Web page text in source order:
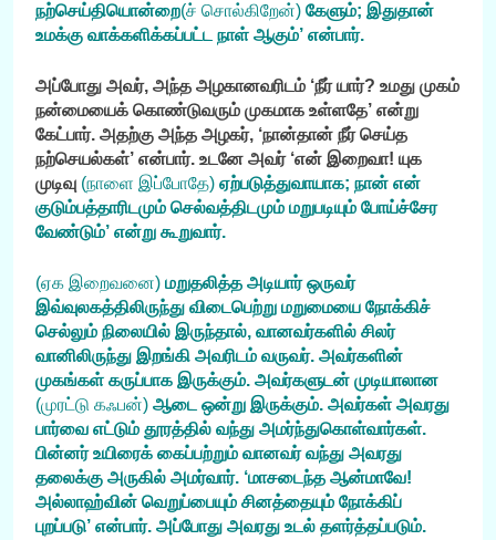
நற்செய்தியொன்றை(ச் சொல்கிறேன்) கேளும்; இதுதான்
உமக்கு வாக்களிக்கப்பட்ட நாள் ஆகும்’ என்பார்.
அப்போது அவர், அந்த அழகானவரிடம் ‘நீர் யார்? உமது முகம்
நன்மையைக் கொண்டுவரும் முகமாக உள்ளதே’ என்று
கேட்பார். அதற்கு அந்த அழகர், ‘நான்தான் நீர் செய்த
நற்செயல்கள்’ என்பார். உடனே அவர் ‘என் இறைவா! யுக
முடிவு (நாளை இப்போதே) ஏற்படுத்துவாயாக; நான் என்
குடும்பத்தாரிடமும் செல்வத்திடமும் மறுபடியும் போய்ச்சேர
வேண்டும்’ என்று கூறுவார்.
(ஏக இறைவனை) மறுதலித்த அடியார் ஒருவர்
இவ்வுலகத்திலிருந்து விடைபெற்று மறுமையை நோக்கிச்
செல்லும் நிலையில் இருந்தால், வானவர்களில் சிலர்
வானிலிருந்து இறங்கி அவரிடம் வருவர். அவர்களின்
முகங்கள் கருப்பாக இருக்கும். அவர்களுடன் முடியாலான
(முரட்டு கஃபன்) ஆடை ஒன்று இருக்கும். அவர்கள் அவரது
பார்வை எட்டும் தூரத்தில் வந்து அமர்ந்துகொள்வார்கள்.
பின்னர் உயிரைக் கைப்பற்றும் வானவர் வந்து அவரது
தலைக்கு அருகில் அமர்வார். ‘மாசடைந்த ஆன்மாவே!
அல்லாஹ்வின் வெறுப்பையும் சினத்தையும் நோக்கிப்
புறப்படு’ என்பார். அப்போது அவரது உடல் தளர்த்தப்படும்.